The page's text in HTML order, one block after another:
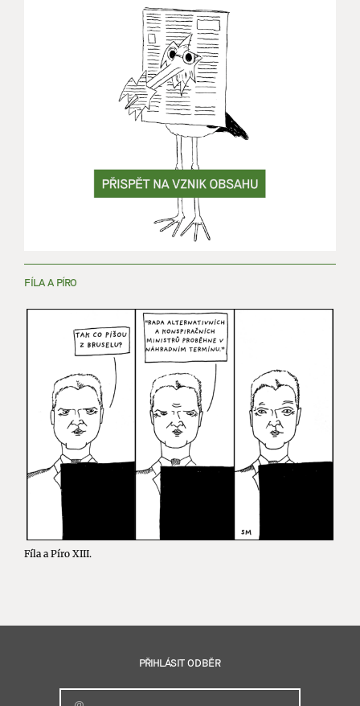
FÍLA A PÍRO
Fíla a Píro XIII.
PŘIHLÁSIT ODBĚR